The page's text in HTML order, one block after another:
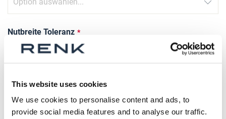
This website uses cookies
We use cookies to personalise content and ads, to
provide social media features and to analyse our traffic.
Nutbreite Toleranz
Wuchtgüte